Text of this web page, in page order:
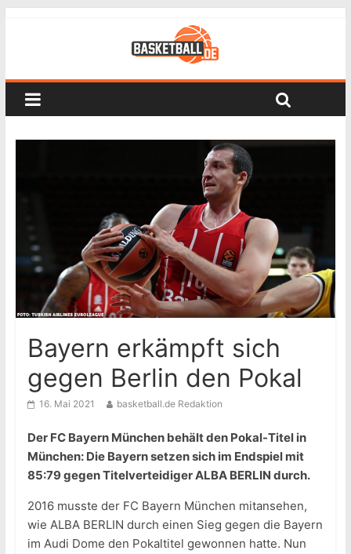
Bayern erkämpft sich
gegen Berlin den Pokal
16. Mai 2021 basketball.de Redaktion
Der FC Bayern München behält den Pokal-Titel in
München: Die Bayern setzen sich im Endspiel mit
85:79 gegen Titelverteidiger ALBA BERLIN durch.
2016 musste der FC Bayern München mitansehen,
wie ALBA BERLIN durch einen Sieg gegen die Bayern
im Audi Dome den Pokaltitel gewonnen hatte. Nun